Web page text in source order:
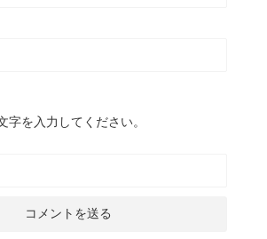
字を入力してください。